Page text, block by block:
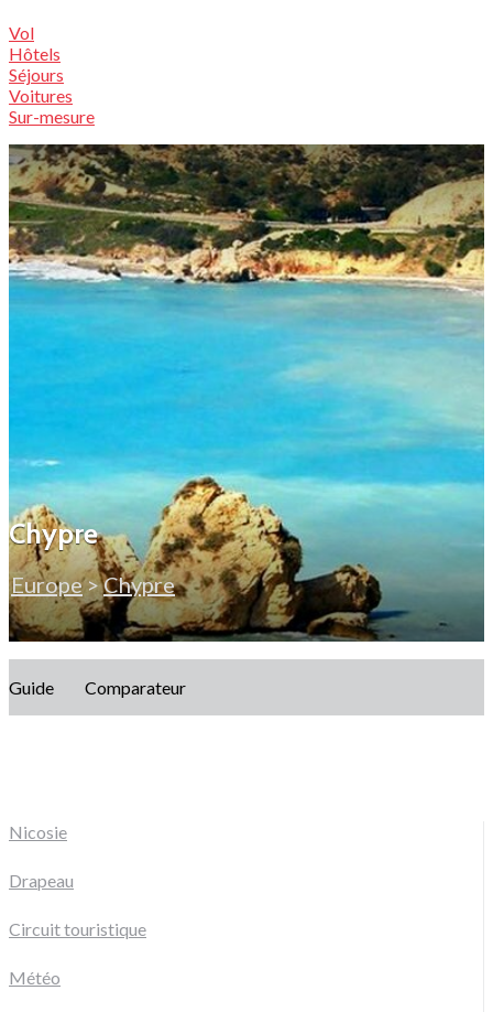
Vol
Hôtels
Séjours
Voitures
Sur-mesure
Chypre
Europe>Chypre
Guide Comparateur
Nicosie
Drapeau
Circuit touristique
Météo